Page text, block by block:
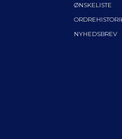
ØNSKELISTE
NYHEDSBREV